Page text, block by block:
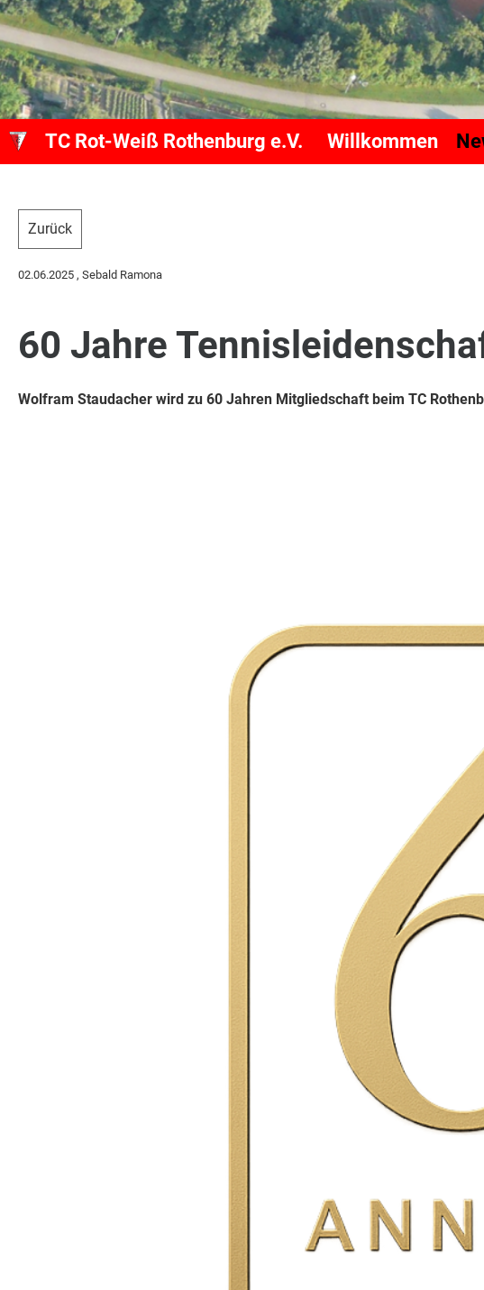
TC Rot-Weiß Rothenburg e.V. Willkommen
Zurück
02.06.2025 , Sebald Ramona
60 Jahre
Wolfram Staudacher wird zu 60 Jahren Mitgliedschaft beim TC